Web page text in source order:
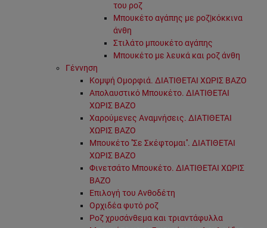
του ροζ
Μπουκέτο αγάπης με ροζ|κόκκινα
άνθη
Στιλάτο μπουκέτο αγάπης
Μπουκέτο με λευκά και ροζ άνθη
Γέννηση
Κομψή Ομορφιά. ΔΙΑΤΙΘΕΤΑΙ ΧΩΡΙΣ ΒΑΖΟ
Απολαυστικό Μπουκέτο. ΔΙΑΤΙΘΕΤΑΙ
ΧΩΡΙΣ ΒΑΖΟ
Χαρούμενες Αναμνήσεις. ΔΙΑΤΙΘΕΤΑΙ
ΧΩΡΙΣ ΒΑΖΟ
Μπουκέτο ''Σε Σκέφτομαι''. ΔΙΑΤΙΘΕΤΑΙ
ΧΩΡΙΣ ΒΑΖΟ
Φινετσάτο Μπουκέτο. ΔΙΑΤΙΘΕΤΑΙ ΧΩΡΙΣ
ΒΑΖΟ
Επιλογή του Ανθοδέτη
Ορχιδέα φυτό ροζ
Ροζ χρυσάνθεμα και τριαντάφυλλα